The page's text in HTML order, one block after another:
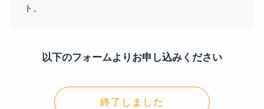
ト。
以下のフォームよりお申し込みください
終了しました